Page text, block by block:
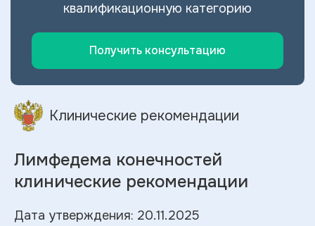
квалификационную категорию
Получить консультацию
Клинические рекомендации
Лимфедема конечностей
клинические рекомендации
Дата утверждения: 20.11.2025